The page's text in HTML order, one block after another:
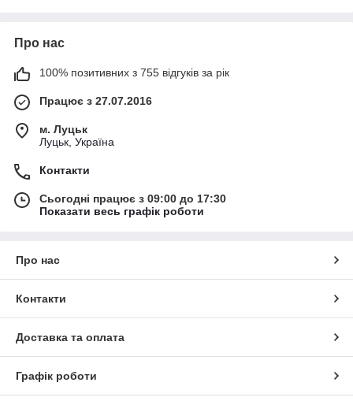
Про нас
100% позитивних з 755 відгуків за рік
Працює з 27.07.2016
м. Луцьк
Луцьк, Україна
Контакти
Сьогодні працює з 09:00 до 17:30
Показати весь графік роботи
Про нас
Контакти
Доставка та оплата
Графік роботи